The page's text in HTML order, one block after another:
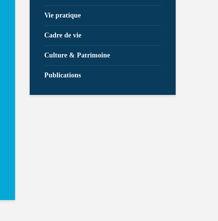
Vie pratique
Cadre de vie
Culture & Patrimoine
Publications